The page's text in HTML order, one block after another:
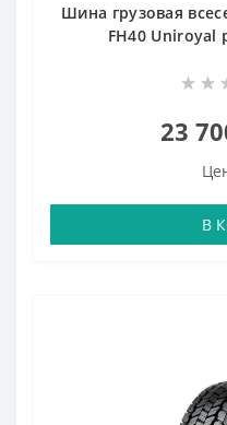
Шина грузовая
FH40 Uniroyal
23
В